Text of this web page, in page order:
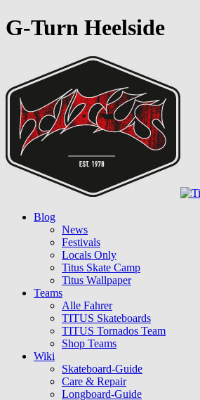
G-Turn Heelside
main
content
Blog
News
Festivals
Locals Only
Titus Skate Camp
Titus Wallpaper
Teams
Alle Fahrer
TITUS Skateboards
TITUS Tornados Team
Shop Teams
Wiki
Skateboard-Guide
Care & Repair
Longboard-Guide